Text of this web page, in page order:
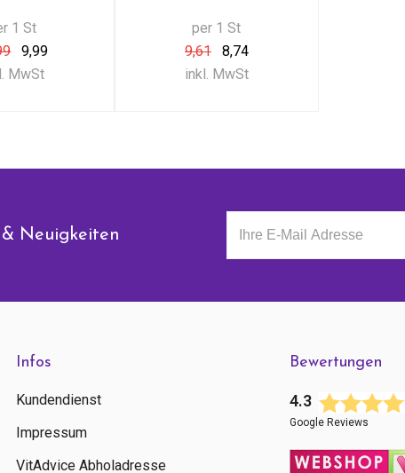
1 St
9,99
MwSt
per 1 St
9,61
8,74
inkl. MwSt
Neuigkeiten
Infos
Kundendienst
Impressum
VitAdvice Abholadresse
Bewertungen
4.3
Google Reviews